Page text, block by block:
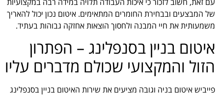
של המבצעים ובבחירת החומרים המתאימים. איטום נכון יכול להאריך
משמעותית את חיי המבנה ולחסוך הוצאות אחזקה גבוהות בעתיד.
איטום בניין בסנפלינג – הפתרון
הזול והמקצועי שכולם מדברים עליו
פייביש איטום בניה וגובה מציעים את שירות האיטום בניין בסנפלינג